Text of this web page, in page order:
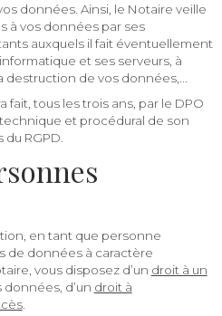
données. Ainsi, le Notaire veille
à vos données par ses
auxquels il fait éventuellement
et ses serveurs, à
de vos données,...
fait, tous les trois ans, par le DPO
et procédural de son
RGPD.
en tant que personne
de données à caractère
vous disposez d’un droit à un
données, d’un droit à
.